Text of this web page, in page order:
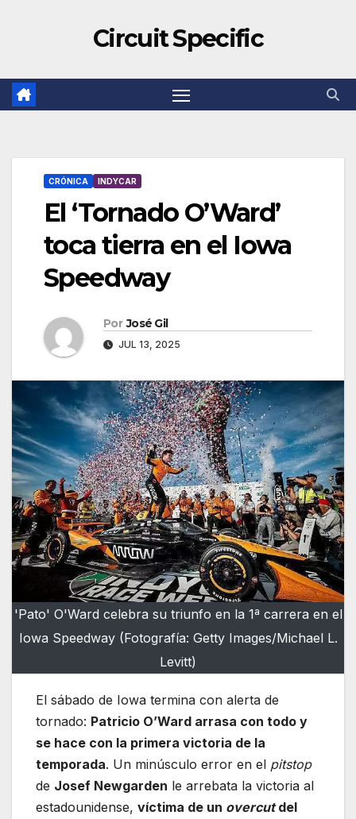
Circuit Specific
CRÓNICA INDYCAR
El ‘Tornado O’Ward’
toca tierra en el Iowa
Speedway
Por José Gil
JUL 13, 2025
'Pato' O'Ward celebra su triunfo en la 1ª carrera en el
Iowa Speedway (Fotografía: Getty Images/Michael L.
Levitt)
El sábado de Iowa termina con alerta de
tornado: Patricio O’Ward arrasa con todo y
se hace con la primera victoria de la
temporada. Un minúsculo error en el pitstop
de Josef Newgarden le arrebata la victoria al
estadounidense, víctima de un overcutdel